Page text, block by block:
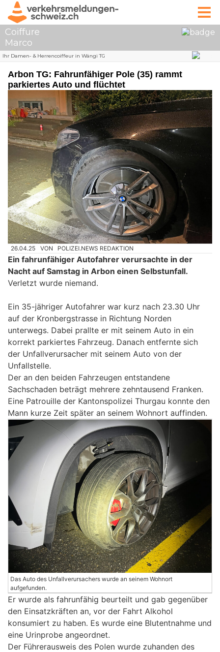
Arbon TG: Fahrunfähiger Pole (35) rammt
parkiertes Auto und flüchtet
26.04.25 VON POLIZEI.NEWS REDAKTION
Ein fahrunfähiger Autofahrer verursachte in der
Nacht auf Samstag in Arbon einen Selbstunfall.
Verletzt wurde niemand.
Ein 35-jähriger Autofahrer war kurz nach 23.30 Uhr
auf der Kronbergstrasse in Richtung Norden
unterwegs. Dabei prallte er mit seinem Auto in ein
korrekt parkiertes Fahrzeug. Danach entfernte sich
der Unfallverursacher mit seinem Auto von der
Unfallstelle.
Der an den beiden Fahrzeugen entstandene
Sachschaden beträgt mehrere zehntausend Franken.
Eine Patrouille der Kantonspolizei Thurgau konnte den
Mann kurze Zeit später an seinem Wohnort auffinden.
Das Auto des Unfallverursachers wurde an seinem Wohnort
aufgefunden.
Er wurde als fahrunfähig beurteilt und gab gegenüber
den Einsatzkräften an, vor der Fahrt Alkohol
konsumiert zu haben. Es wurde eine Blutentnahme und
eine Urinprobe angeordnet.
Der Führerausweis des Polen wurde zuhanden des